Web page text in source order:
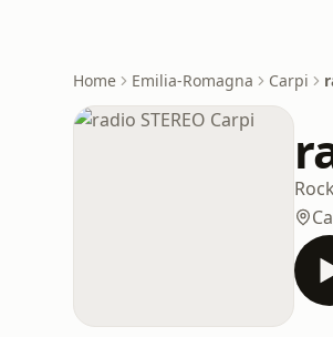
Home Emilia-Romagna Carpi